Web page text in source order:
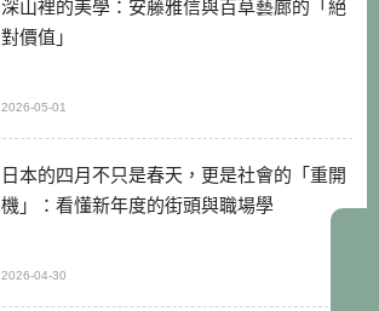
深山裡的美學：安藤雅信與百草藝廊的「絕
對價值」
2026-05-01
日本的四月不只是春天，更是社會的「重開
機」：看懂新年度的街頭與職場學
2026-04-30